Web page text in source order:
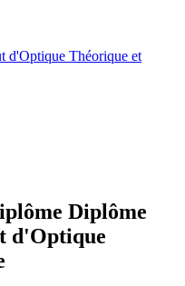
d'Optique Théorique et
Diplôme
d'Optique